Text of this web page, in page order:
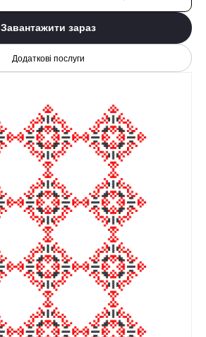
Завантажити зараз
Додаткові послуги